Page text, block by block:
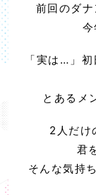
前回のダナ
今
「実は…」
とあるメ
2人だけ
君
そんな気持